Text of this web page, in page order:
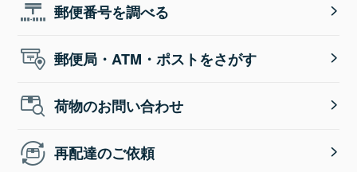
郵便番号を調べる
郵便局・ATM・ポストをさがす
荷物のお問い合わせ
再配達のご依頼